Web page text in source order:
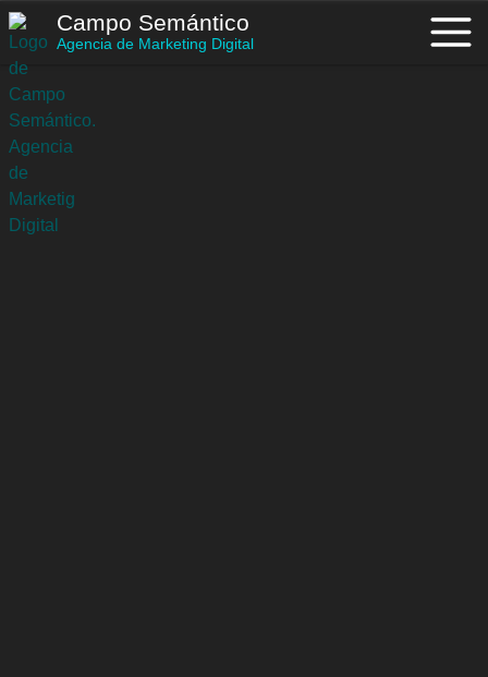
Saltar
al
contenido
Campo Semántico
Agencia de Marketing Digital